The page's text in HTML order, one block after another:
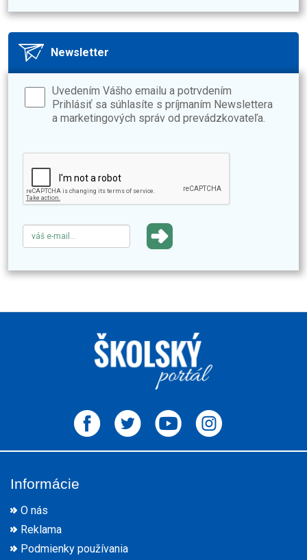
Newsletter
Uvedením Vášho emailu a potrvdením
Prihlásiť sa súhlasíte s príjmaním Newslettera
a marketingových správ od prevádzkovateľa.
Informácie
O nás
Reklama
Podmienky používania